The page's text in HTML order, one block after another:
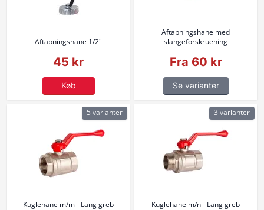
Aftapningshane 1/2"
45 kr
Køb
Aftapningshane med
slangeforskruening
Fra 60 kr
Se varianter
Kuglehane m/m - Lang greb
5 varianter
Kuglehane m/n - Lang greb
3 varianter